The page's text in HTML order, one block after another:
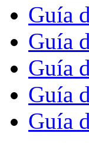
Guía
Guía
Guía
Guía
Guía